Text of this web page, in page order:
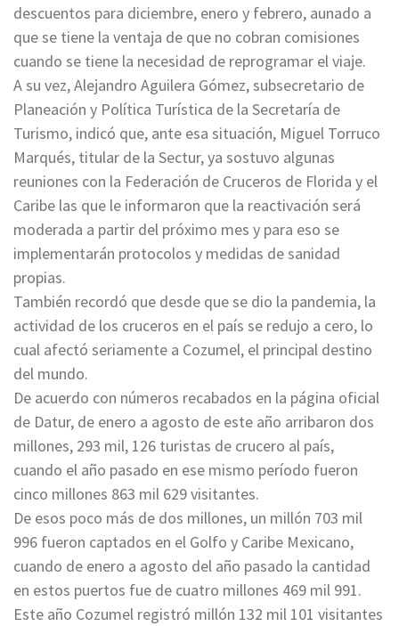
descuentos para diciembre, enero y febrero, aunado a
que se tiene la ventaja de que no cobran comisiones
cuando se tiene la necesidad de reprogramar el viaje.
A su vez, Alejandro Aguilera Gómez, subsecretario de
Planeación y Política Turística de la Secretaría de
Turismo, indicó que, ante esa situación, Miguel Torruco
Marqués, titular de la Sectur, ya sostuvo algunas
reuniones con la Federación de Cruceros de Florida y el
Caribe las que le informaron que la reactivación será
moderada a partir del próximo mes y para eso se
implementarán protocolos y medidas de sanidad
propias.
También recordó que desde que se dio la pandemia, la
actividad de los cruceros en el país se redujo a cero, lo
cual afectó seriamente a Cozumel, el principal destino
del mundo.
De acuerdo con números recabados en la página oficial
de Datur, de enero a agosto de este año arribaron dos
millones, 293 mil, 126 turistas de crucero al país,
cuando el año pasado en ese mismo período fueron
cinco millones 863 mil 629 visitantes.
De esos poco más de dos millones, un millón 703 mil
996 fueron captados en el Golfo y Caribe Mexicano,
cuando de enero a agosto del año pasado la cantidad
en estos puertos fue de cuatro millones 469 mil 991.
Este año Cozumel registró millón 132 mil 101 visitantes